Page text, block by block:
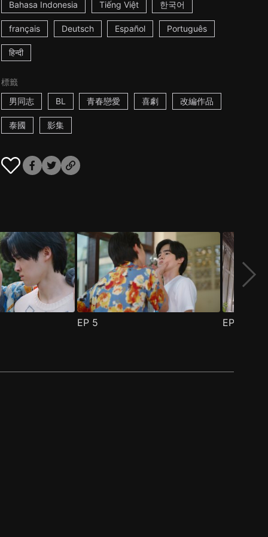
Bahasa Indonesia Tiếng Việt 한국어
français Deutsch Español Português
हिन्दी
標籤
男同志
BL 青春戀愛 喜劇 改編作品
泰國 影集
EP 5 EP